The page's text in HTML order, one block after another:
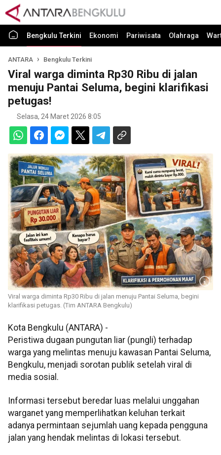
Bengkulu Terkini Ekonomi Pariwisata Olahraga
ANTARA Bengkulu Terkini
Viral warga diminta Rp30 Ribu di jalan
menuju Pantai Seluma, begini klarifikasi
petugas!
Selasa, 24 Maret 2026 8:05
Viral warga diminta Rp30 Ribu di jalan menuju Pantai Seluma, begini
klarifikasi petugas. (Tim ANTARA Bengkulu)
Kota Bengkulu (ANTARA) -
Peristiwa dugaan pungutan liar (pungli) terhadap
warga yang melintas menuju kawasan Pantai Seluma,
Bengkulu, menjadi sorotan publik setelah viral di
media sosial.
Informasi tersebut beredar luas melalui unggahan
warganet yang memperlihatkan keluhan terkait
adanya permintaan sejumlah uang kepada pengguna
jalan yang hendak melintas di lokasi tersebut.